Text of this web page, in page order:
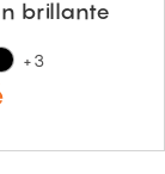
brillante
+3